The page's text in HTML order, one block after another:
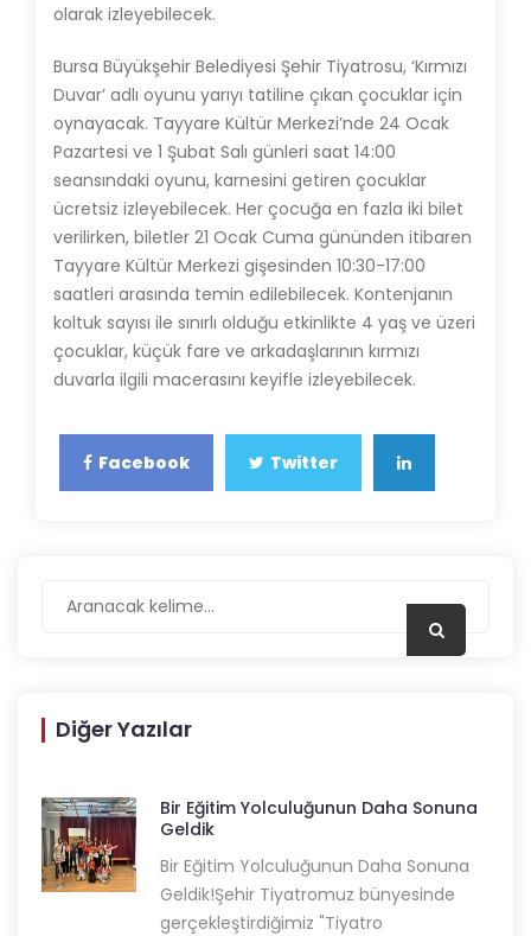
olarak izleyebilecek.
Bursa Büyükşehir Belediyesi Şehir Tiyatrosu, ‘Kırmızı
Duvar’ adlı oyunu yarıyı tatiline çıkan çocuklar için
oynayacak. Tayyare Kültür Merkezi’nde 24 Ocak
Pazartesi ve 1 Şubat Salı günleri saat 14:00
seansındaki oyunu, karnesini getiren çocuklar
ücretsiz izleyebilecek. Her çocuğa en fazla iki bilet
verilirken, biletler 21 Ocak Cuma gününden itibaren
Tayyare Kültür Merkezi gişesinden 10:30-17:00
saatleri arasında temin edilebilecek. Kontenjanın
koltuk sayısı ile sınırlı olduğu etkinlikte 4 yaş ve üzeri
çocuklar, küçük fare ve arkadaşlarının kırmızı
duvarla ilgili macerasını keyifle izleyebilecek.
Facebook Twitter
Diğer Yazılar
Bir Eğitim Yolculuğunun Daha Sonuna
Geldik
Bir Eğitim Yolculuğunun Daha Sonuna
Geldik!Şehir Tiyatromuz bünyesinde
gerçekleştirdiğimiz "Tiyatro